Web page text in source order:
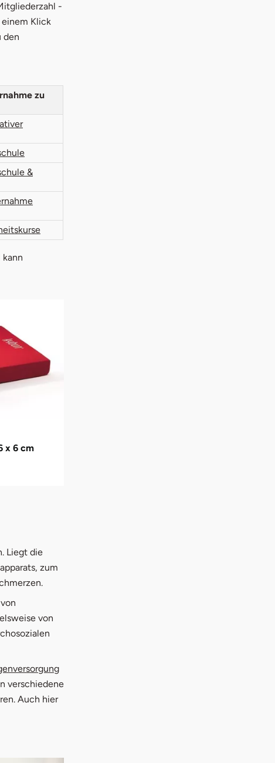
-
einem Klick
den
zu
&
x 6 cm
Liegt die
zum
von
verschiedene
Auch hier